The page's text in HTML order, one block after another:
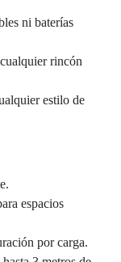
ni baterías
rincón
estilo de
espacios
por carga.